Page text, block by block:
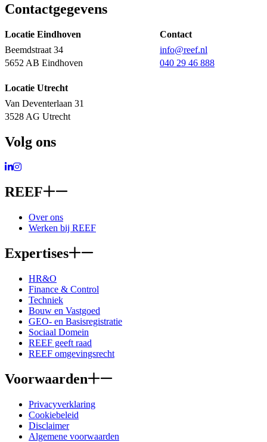
Contactgegevens
Locatie Eindhoven
Contact
Beemdstraat 34
info@reef.nl
5652 AB Eindhoven
040 29 46 888
Locatie Utrecht
Van Deventerlaan 31
3528 AG Utrecht
Volg ons
Ga naar LinkedIn
Ga naar Instagram
REEF
Over ons
Werken bij REEF
Expertises
HR&O
Finance & Control
Techniek
Bouw en Vastgoed
GEO- en Basisregistratie
Sociaal Domein
REEF geeft raad
REEF omgevingsrecht
Voorwaarden
Privacyverklaring
Cookiebeleid
Disclaimer
Algemene voorwaarden